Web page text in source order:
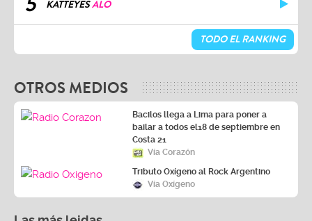
KATTEYESALO
TODO EL RANKING
OTROS MEDIOS
Bacilos llega a Lima para poner a
bailar a todos el18 de septiembre en
Costa 21
Vía Corazón
Tributo Oxígeno al Rock Argentino
Vía Oxígeno